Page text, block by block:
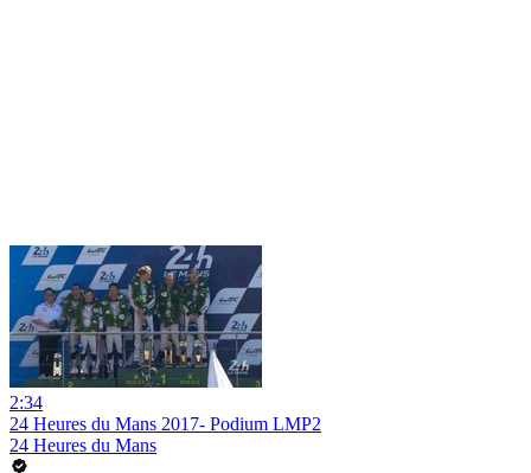
2:34
24 Heures du Mans 2017- Podium LMP2
24 Heures du Mans